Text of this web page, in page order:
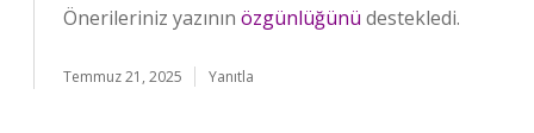
Önerileriniz yazının özgünlüğünü destekledi.
Temmuz 21, 2025 Yanıtla